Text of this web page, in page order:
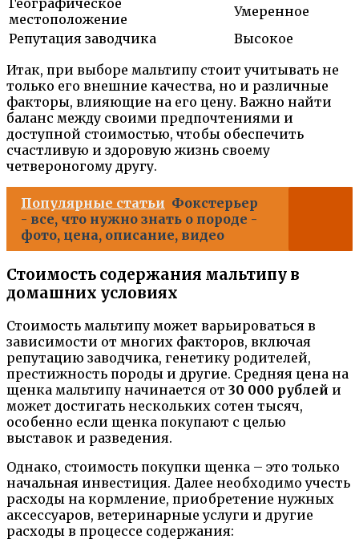
местоположение
Умеренное
Репутация заводчика
Высокое
Итак, при выборе мальтипу стоит учитывать не
только его внешние качества, но и различные
факторы, влияющие на его цену. Важно найти
баланс между своими предпочтениями и
доступной стоимостью, чтобы обеспечить
счастливую и здоровую жизнь своему
четвероногому другу.
Популярные статьи Фокстерьер
- все, что нужно знать о породе -
фото, цена, описание, видео
Стоимость содержания мальтипу в
домашних условиях
Стоимость мальтипу может варьироваться в
зависимости от многих факторов, включая
репутацию заводчика, генетику родителей,
престижность породы и другие. Средняя цена на
щенка мальтипу начинается от 30 000 рублей и
может достигать нескольких сотен тысяч,
особенно если щенка покупают с целью
выставок и разведения.
Однако, стоимость покупки щенка – это только
начальная инвестиция. Далее необходимо учесть
расходы на кормление, приобретение нужных
аксессуаров, ветеринарные услуги и другие
расходы в процессе содержания: